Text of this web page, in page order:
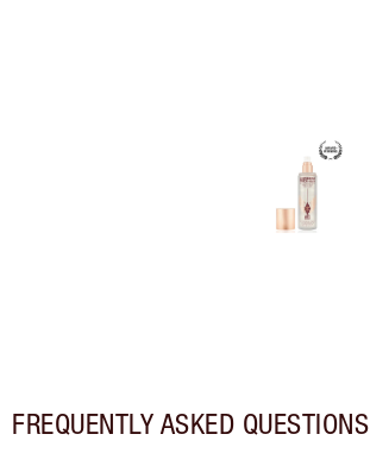
FREQUENTLY ASKED QUESTIONS